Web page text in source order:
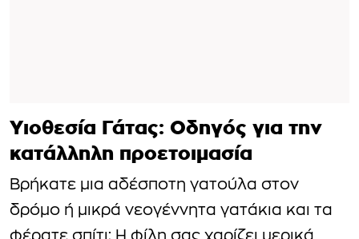
Υιοθεσία Γάτας: Οδηγός για την
κατάλληλη προετοιμασία
Βρήκατε μια αδέσποτη γατούλα στον
δρόμο ή μικρά νεογέννητα γατάκια και τα